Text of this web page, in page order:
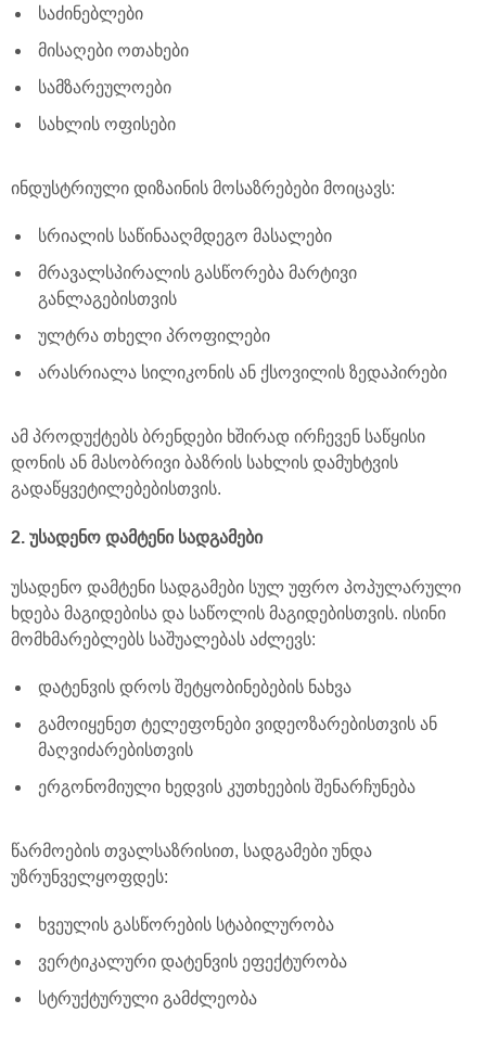
საძინებლები
მისაღები ოთახები
სამზარეულოები
სახლის ოფისები
ინდუსტრიული დიზაინის მოსაზრებები მოიცავს:
სრიალის საწინააღმდეგო მასალები
მრავალსპირალის გასწორება მარტივი
განლაგებისთვის
ულტრა თხელი პროფილები
არასრიალა სილიკონის ან ქსოვილის ზედაპირები
ამ პროდუქტებს ბრენდები ხშირად ირჩევენ საწყისი
დონის ან მასობრივი ბაზრის სახლის დამუხტვის
გადაწყვეტილებებისთვის.
2. უსადენო დამტენი სადგამები
უსადენო დამტენი სადგამები სულ უფრო პოპულარული
ხდება მაგიდებისა და საწოლის მაგიდებისთვის. ისინი
მომხმარებლებს საშუალებას აძლევს:
დატენვის დროს შეტყობინებების ნახვა
გამოიყენეთ ტელეფონები ვიდეოზარებისთვის ან
მაღვიძარებისთვის
ერგონომიული ხედვის კუთხეების შენარჩუნება
წარმოების თვალსაზრისით, სადგამები უნდა
უზრუნველყოფდეს:
ხვეულის გასწორების სტაბილურობა
ვერტიკალური დატენვის ეფექტურობა
სტრუქტურული გამძლეობა